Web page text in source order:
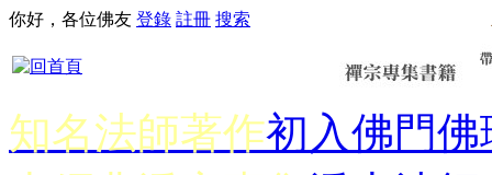
你好，各位佛友 登錄 註冊 搜索
知名法師著作初入佛門佛